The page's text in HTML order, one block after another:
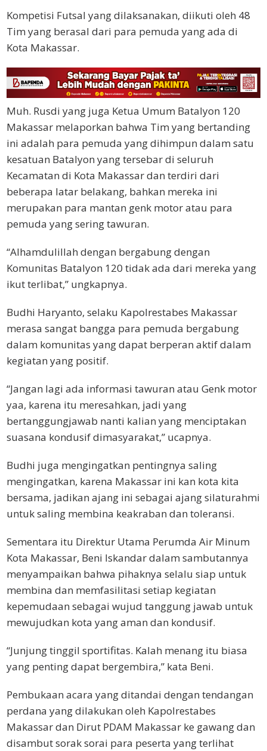
Kompetisi Futsal yang dilaksanakan, diikuti oleh 48
Tim yang berasal dari para pemuda yang ada di
Kota Makassar.
Muh. Rusdi yang juga Ketua Umum Batalyon 120
Makassar melaporkan bahwa Tim yang bertanding
ini adalah para pemuda yang dihimpun dalam satu
kesatuan Batalyon yang tersebar di seluruh
Kecamatan di Kota Makassar dan terdiri dari
beberapa latar belakang, bahkan mereka ini
merupakan para mantan genk motor atau para
pemuda yang sering tawuran.
“Alhamdulillah dengan bergabung dengan
Komunitas Batalyon 120 tidak ada dari mereka yang
ikut terlibat,” ungkapnya.
Budhi Haryanto, selaku Kapolrestabes Makassar
merasa sangat bangga para pemuda bergabung
dalam komunitas yang dapat berperan aktif dalam
kegiatan yang positif.
“Jangan lagi ada informasi tawuran atau Genk motor
yaa, karena itu meresahkan, jadi yang
bertanggungjawab nanti kalian yang menciptakan
suasana kondusif dimasyarakat,” ucapnya.
Budhi juga mengingatkan pentingnya saling
mengingatkan, karena Makassar ini kan kota kita
bersama, jadikan ajang ini sebagai ajang silaturahmi
untuk saling membina keakraban dan toleransi.
Sementara itu Direktur Utama Perumda Air Minum
Kota Makassar, Beni Iskandar dalam sambutannya
menyampaikan bahwa pihaknya selalu siap untuk
membina dan memfasilitasi setiap kegiatan
kepemudaan sebagai wujud tanggung jawab untuk
mewujudkan kota yang aman dan kondusif.
“Junjung tinggil sportifitas. Kalah menang itu biasa
yang penting dapat bergembira,” kata Beni.
Pembukaan acara yang ditandai dengan tendangan
perdana yang dilakukan oleh Kapolrestabes
Makassar dan Dirut PDAM Makassar ke gawang dan
disambut sorak sorai para peserta yang terlihat